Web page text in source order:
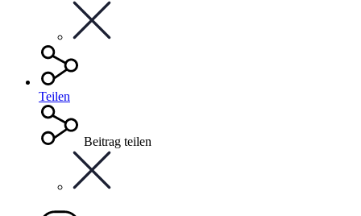
Teilen
Beitrag teilen